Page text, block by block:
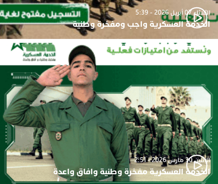
الثلاثاء 07 أبريل 2026 - 5:39
الخدمة العسكرية واجب ومفخرة وطنية
الإثنين 30 مارس 2026 - 2:51
الخدمة العسكرية مفخرة وطنية وافاق واعدة